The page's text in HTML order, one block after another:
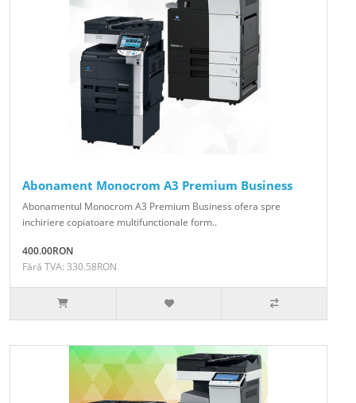
Abonament Monocrom A3 Premium Business
Abonamentul Monocrom A3 Premium Business ofera spre
inchiriere copiatoare multifunctionale form..
400.00RON
Fără TVA: 330.58RON